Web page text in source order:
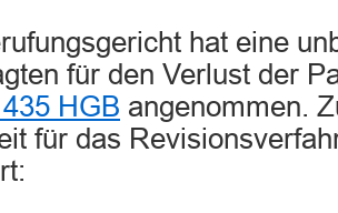
hat eine
für den Verlust der
HGB angenommen.
für das